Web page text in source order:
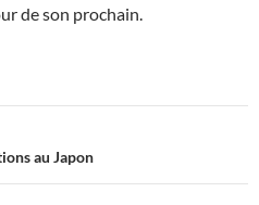
de son prochain.
au Japon